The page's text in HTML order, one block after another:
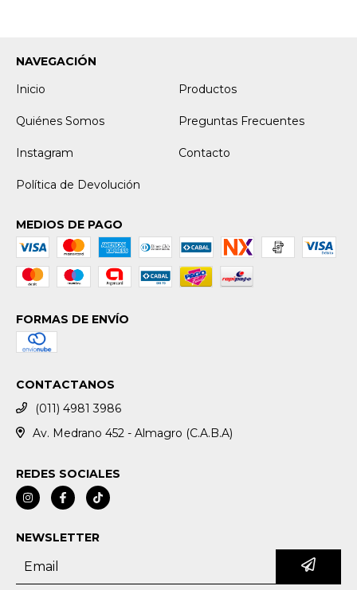
NAVEGACIÓN
Inicio
Productos
Quiénes Somos Preguntas Frecuentes
Instagram Contacto
Política de Devolución
MEDIOS DE PAGO
FORMAS DE ENVÍO
CONTACTANOS
(011) 4981 3986
Av. Medrano 452 - Almagro (C.A.B.A)
REDES SOCIALES
NEWSLETTER